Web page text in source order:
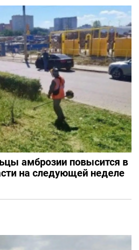
амброзии повысится в
на следующей неделе